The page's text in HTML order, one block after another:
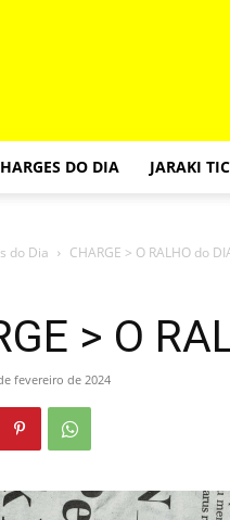
DO DIA JARAKI
do Dia CHARGE > O RALHO do
> O
fevereiro de 2024